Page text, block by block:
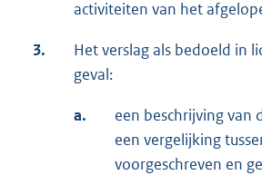
activiteiten van het
3.
Het verslag als bedoeld in
geval:
a.
een beschrijving van
een vergelijking
voorgeschreven en